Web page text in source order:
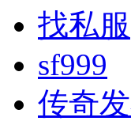
找私服
sf999
传奇